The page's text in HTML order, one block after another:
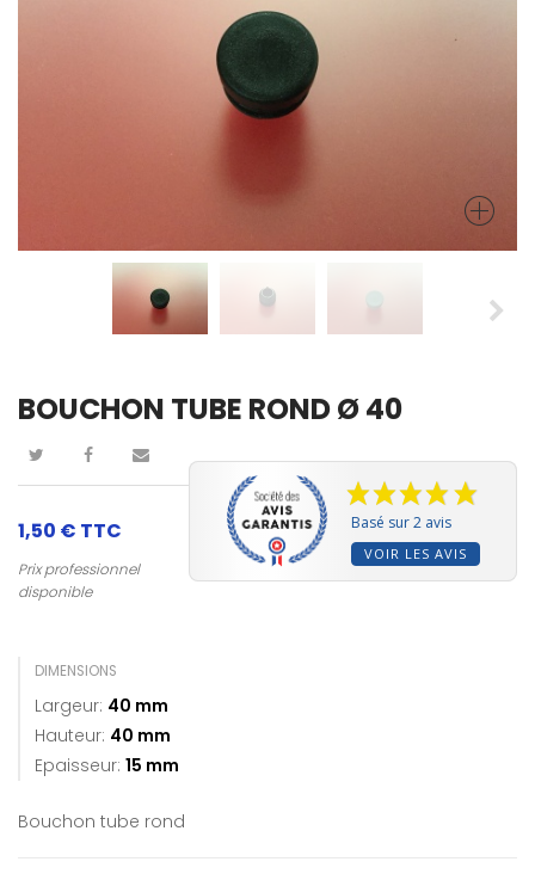
BOUCHON TUBE ROND Ø 40
Basé sur 2 avis
VOIR LES AVIS
1,50 € TTC
Prix professionnel
disponible
DIMENSIONS
Largeur: 40 mm
Hauteur: 40 mm
Epaisseur: 15 mm
Bouchon tube rond